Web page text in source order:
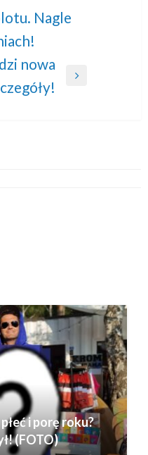
Nagle
nowa
i porę roku?
(FOTO)